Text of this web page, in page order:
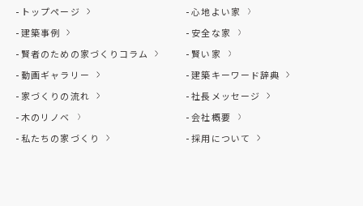
トップページ
建築事例
賢者のための家づくりコラム
動画ギャラリー
家づくりの流れ
木のリノベ
私たちの家づくり
心地よい家
安全な家
賢い家
建築キーワード辞典
社長メッセージ
会社概要
採用について